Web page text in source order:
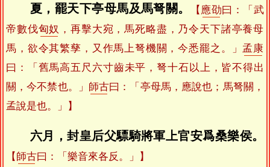
夏，罷天下亭母馬及馬弩關。 【 應劭曰：「武
帝數伐匈奴 ，再擊大宛，馬死略盡，乃令天下諸亭養母
馬，欲令其繁孳，又作馬上弩機關，今悉罷之。」 孟康
曰：「舊馬高五尺六寸齒未平，弩十石以上，皆不得出
關，今不禁也。」 師古曰：「亭母馬，應說也；馬弩關，
孟說是也。」】
六月，封皇后父驃騎將軍上官安爲桑樂侯。
【 師古曰：「樂音來各反。」】